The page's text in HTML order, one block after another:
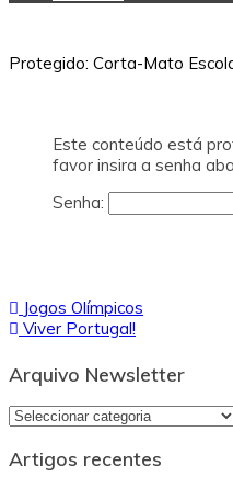
Protegido: Corta-Mato
Este conteúdo está
favor insira a senha
Senha:
Navegação
de
artigos
Jogos Olímpicos
Viver Portugal!
Arquivo Newsletter
Arquivo
Artigos recentes